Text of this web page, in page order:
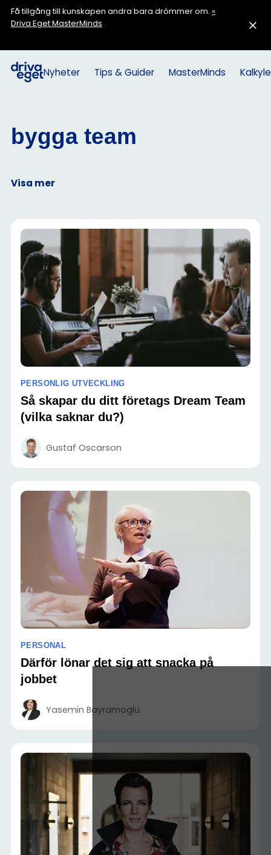
Få tillgång till kunskapen andra bara drömmer om. »
Driva Eget MasterMinds
Nyheter Tips & Guider MasterMinds
bygga team
Visa mer
PERSONLIG UTVECKLING
Så skapar du ditt företags Dream Team
(vilka saknar du?)
Gustaf Oscarson
PERSONAL
Därför lönar det sig att snacka på
jobbet
Yasemin Bayramoglu